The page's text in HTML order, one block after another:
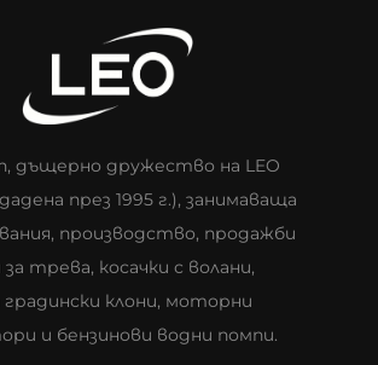
дъщерно дружество на LEO
през 1995 г.), занимаваща
производство, продажби
за трева, косачки с волани,
градински клони, моторни
и бензинови водни помпи.